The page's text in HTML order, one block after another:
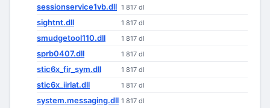
sessionservice1vb.dll 1 817 dl
sightnt.dll 1 817 dl
smudgetool110.dll 1 817 dl
sprb0407.dll 1 817 dl
stic6x_fir_sym.dll 1 817 dl
stic6x_iirlat.dll 1 817 dl
system.messaging.dll 1 817 dl